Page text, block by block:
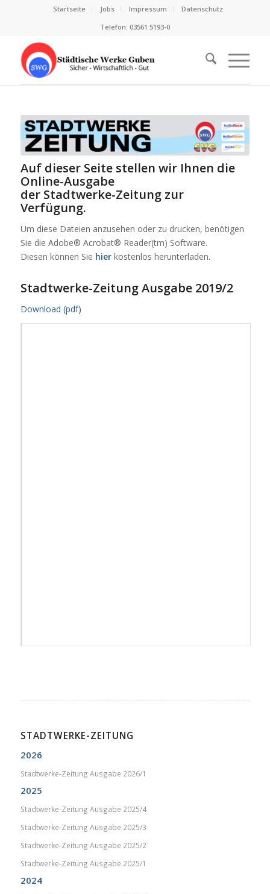
Startseite Jobs Impressum
Datenschutz
Telefon: 03561 5193-0
Auf dieser Seite stellen wir Ihnen die
Online-Ausgabe
der Stadtwerke-Zeitung zur
Verfügung.
Um diese Dateien anzusehen oder zu drucken, benötigen
Sie die Adobe® Acrobat® Reader(tm) Software.
Diesen können Sie hierkostenlos herunterladen.
Stadtwerke-Zeitung Ausgabe 2019/2
Download (pdf)
STADTWERKE-ZEITUNG
2026
Stadtwerke-Zeitung Ausgabe 2026/1
2025
Stadtwerke-Zeitung Ausgabe 2025/4
Stadtwerke-Zeitung Ausgabe 2025/3
Stadtwerke-Zeitung Ausgabe 2025/2
Stadtwerke-Zeitung Ausgabe 2025/1
2024